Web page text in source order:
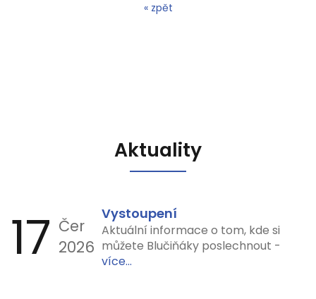
« zpět
Aktuality
17 Čer
2026
Vystoupení
Aktuální informace o tom, kde si
můžete Blučiňáky poslechnout -
více...